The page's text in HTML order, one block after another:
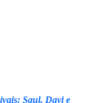
Saul, Davi e